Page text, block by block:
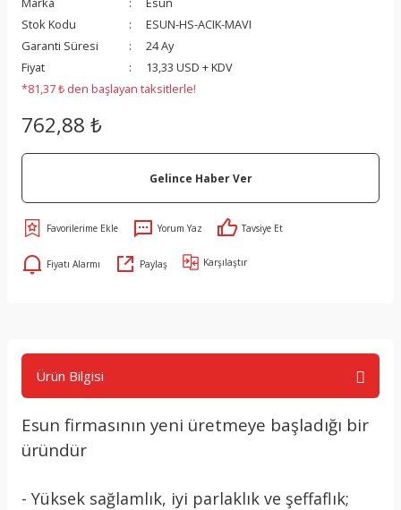
Stok Kodu
ESUN-HS-ACIK-MAVI
Garanti Süresi
24 Ay
Fiyat
13,33 USD + KDV
*81,37 ₺ den başlayan taksitlerle!
762,88 ₺
Gelince Haber Ver
Yorum Yaz Tavsiye Et
Fiyatı Alarmı Paylaş Karşılaştır
Ürün Bilgisi
Esun firmasının yeni üretmeye başladığı bir
üründür
- Yüksek sağlamlık, iyi parlaklık ve şeffaflık;